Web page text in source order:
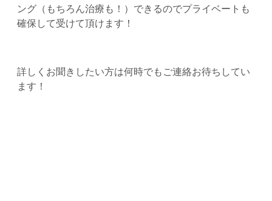
ング（もちろん治療も！）できるのでプライベートも
確保して受けて頂けます！
詳しくお聞きしたい方は何時でもご連絡お待ちしてい
ます！